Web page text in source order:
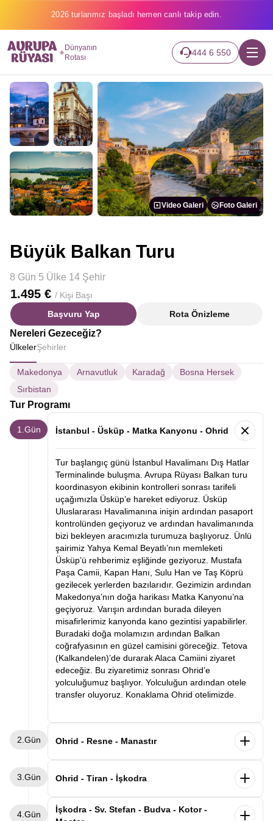
2026 turlarımız başladı hemen canlı takip edin.
Dünyanın
Rotası
444 6 550
Video Galeri Foto Galeri
Büyük Balkan Turu
8 Gün 5 Ülke 14 Şehir
1.495 € / Kişi Başı
Başvuru Yap
Rota Önizleme
Nereleri Gezeceğiz?
ÜlkelerŞehirler
Makedonya Arnavutluk Karadağ
Bosna Hersek
Sırbistan
Tur Programı
1.Gün İstanbul - Üsküp - Matka Kanyonu - Ohrid
Tur başlangıç günü İstanbul Havalimanı Dış Hatlar
Terminalinde buluşma. Avrupa Rüyası Balkan turu
koordinasyon ekibinin kontrolleri sonrası tarifeli
uçağımızla Üsküp’e hareket ediyoruz. Üsküp
Uluslararası Havalimanına inişin ardından pasaport
kontrolünden geçiyoruz ve ardından havalimanında
bizi bekleyen aracımızla turumuza başlıyoruz. Ünlü
şairimiz Yahya Kemal Beyatlı’nın memleketi
Üsküp’ü rehberimiz eşliğinde geziyoruz. Mustafa
Paşa Camii, Kapan Hanı, Sulu Han ve Taş Köprü
gezilecek yerlerden bazılarıdır. Gezimizin ardından
Makedonya’nın doğa harikası Matka Kanyonu’na
geçiyoruz. Varışın ardından burada dileyen
misafirlerimiz kanyonda kano gezintisi yapabilirler.
Buradaki doğa molamızın ardından Balkan
coğrafyasının en güzel camisini göreceğiz. Tetova
(Kalkandelen)’de durarak Alaca Camiini ziyaret
edeceğiz. Bu ziyaretimiz sonrası Ohrid’e
yolculuğumuz başlıyor. Yolculuğun ardından otele
transfer oluyoruz. Konaklama Ohrid otelimizde.
2.Gün Ohrid - Resne - Manastır
durağımız olan Resne’ye vardıktan sonra
edeceğiz. Ardından Manastır şehrine geçeceğiz.
3.Gün Ohrid - Tiran - İşkodra
Sabah kahvaltının ardından otelimizden ayrılarak
Arnavutluk’un başkenti Tiran’a hareket ediyoruz.
4.Gün
İşkodra - Sv. Stefan - Budva - Kotor -